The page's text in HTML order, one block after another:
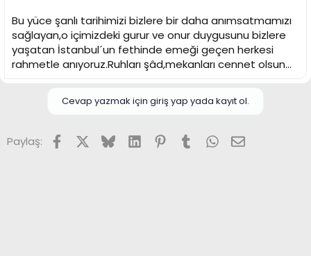
Bu yüce şanlı tarihimizi bizlere bir daha anımsatmamızı
sağlayan,o içimizdeki gurur ve onur duygusunu bizlere
yaşatan İstanbul´un fethinde emeği geçen herkesi
rahmetle anıyoruz.Ruhları şâd,mekanları cennet olsun...
Cevap yazmak için giriş yap yada kayıt ol.
Paylaş: FacebookX (Twitter)
BlueskyLinkedInPinterest
TumblrWhatsApp
E-posta